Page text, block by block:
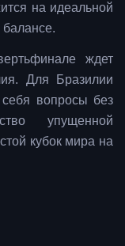
на идеальной
ждет
Для Бразилии
вопросы без
упущенной
кубок мира на